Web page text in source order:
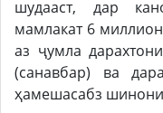
шудааст, дар
мамлакат 6
аз ҷумла
(санавбар) ва
ҳамешасабз